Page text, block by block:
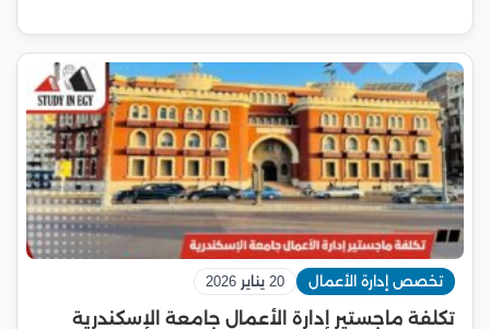
تخصص إدارة الأعمال 20 يناير 2026
تكلفة ماجستير إدارة الأعمال جامعة الإسكندرية